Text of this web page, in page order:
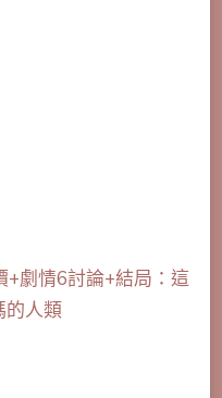
劇情6討論+結局：這
的人類